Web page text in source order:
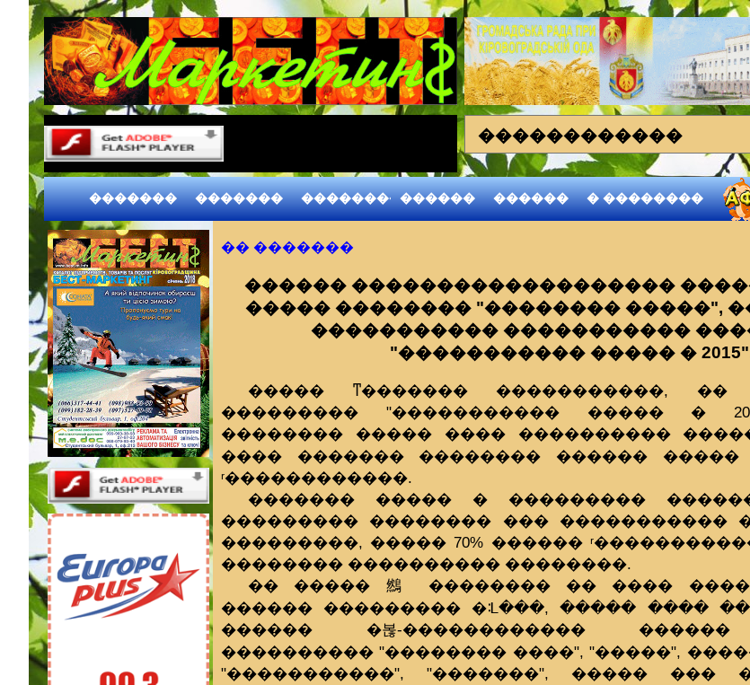
������� ������� ���������������� ������ � ��������
�� �������
������ �������������������
����� �������� "�������� �����",
����������� �����������
"����������� ����� �
����� ͳ������� �����������,
��������� "����������� ����� �
�������� ����� ���� ����������
���� ������� �������� ������ �����
ʳ������������.
������� ����� � ���������
��������� �������� ��� �����������
���������, ����� 70% ������
�������� ���������� ��������.
�� ����� 䳿 �������� �� ����
������ ��������� �ᒺ���, ����� ����
������ �볺-������������ ������
���������� "�������� ����", "�����",
"�����������", "�������", ����� ���